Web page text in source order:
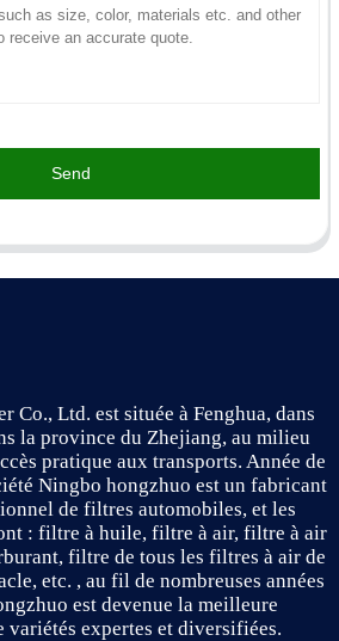
Send
Co., Ltd. est située à Fenghua, dans
la province du Zhejiang, au milieu
pratique aux transports. Année de
Ningbo hongzhuo est un fabricant
de filtres automobiles, et les
: filtre à huile, filtre à air, filtre à air
filtre de tous les filtres à air de
etc. , au fil de nombreuses années
est devenue la meilleure
variétés expertes et diversifiées.